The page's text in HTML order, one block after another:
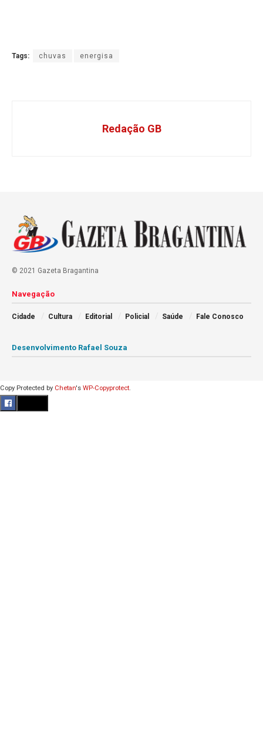
Tags: chuvas energisa
Redação GB
© 2021 Gazeta Bragantina
Navegação
Cidade Cultura Editorial Policial Saúde Fale Conosco
Desenvolvimento Rafael Souza
Copy Protected by Chetan's WP-Copyprotect.